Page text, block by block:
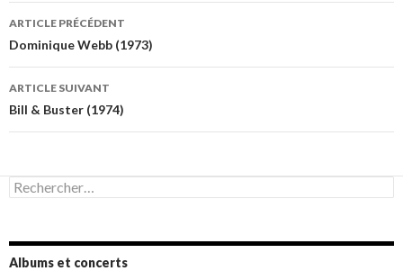
Navigation
des
articles
ARTICLE PRÉCÉDENT
Dominique Webb (1973)
ARTICLE SUIVANT
Bill & Buster (1974)
Rechercher :
Albums et concerts